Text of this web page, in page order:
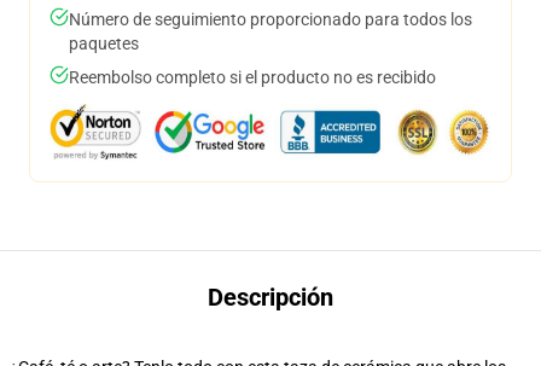
Número de seguimiento proporcionado para todos los
paquetes
Reembolso completo si el producto no es recibido
Descripción